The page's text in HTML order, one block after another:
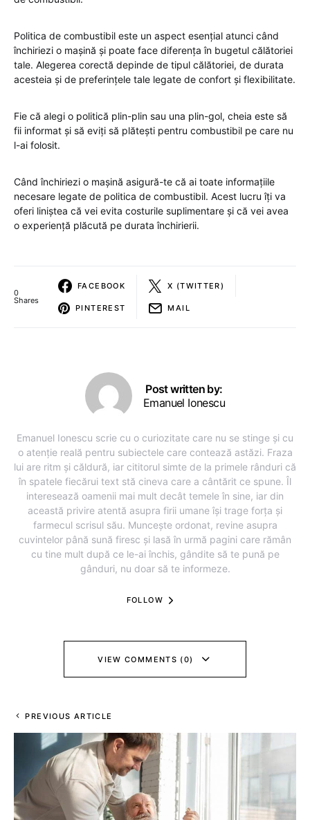
Politica de combustibil este un aspect esențial atunci când
închiriezi o mașină și poate face diferența în bugetul călătoriei
tale. Alegerea corectă depinde de tipul călătoriei, de durata
acesteia și de preferințele tale legate de confort și flexibilitate.
Fie că alegi o politică plin-plin sau una plin-gol, cheia este să
fii informat și să eviți să plătești pentru combustibil pe care nu
l-ai folosit.
Când închiriezi o mașină asigură-te că ai toate informațiile
necesare legate de politica de combustibil. Acest lucru îți va
oferi liniștea că vei evita costurile suplimentare și că vei avea
o experiență plăcută pe durata închirierii.
0
Shares
FACEBOOK X (TWITTER)
PINTEREST MAIL
Post written by:
Emanuel Ionescu
Emanuel Ionescu scrie cu o curiozitate care nu se stinge și cu
o atenție reală pentru subiectele care contează astăzi. Fraza
lui are ritm și căldură, iar cititorul simte de la primele rânduri că
în spatele fiecărui text stă cineva care a cântărit ce spune. Îl
interesează oamenii mai mult decât temele în sine, iar din
această privire atentă asupra firii umane își trage forța și
farmecul scrisul său. Muncește ordonat, revine asupra
cuvintelor până sună firesc și lasă în urmă pagini care rămân
cu tine mult după ce le-ai închis, gândite să te pună pe
gânduri, nu doar să te informeze.
FOLLOW
VIEW COMMENTS (0)
PREVIOUS ARTICLE